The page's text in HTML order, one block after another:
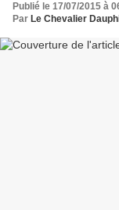
Publié le 17/07/2015 à
Par Le Chevalier